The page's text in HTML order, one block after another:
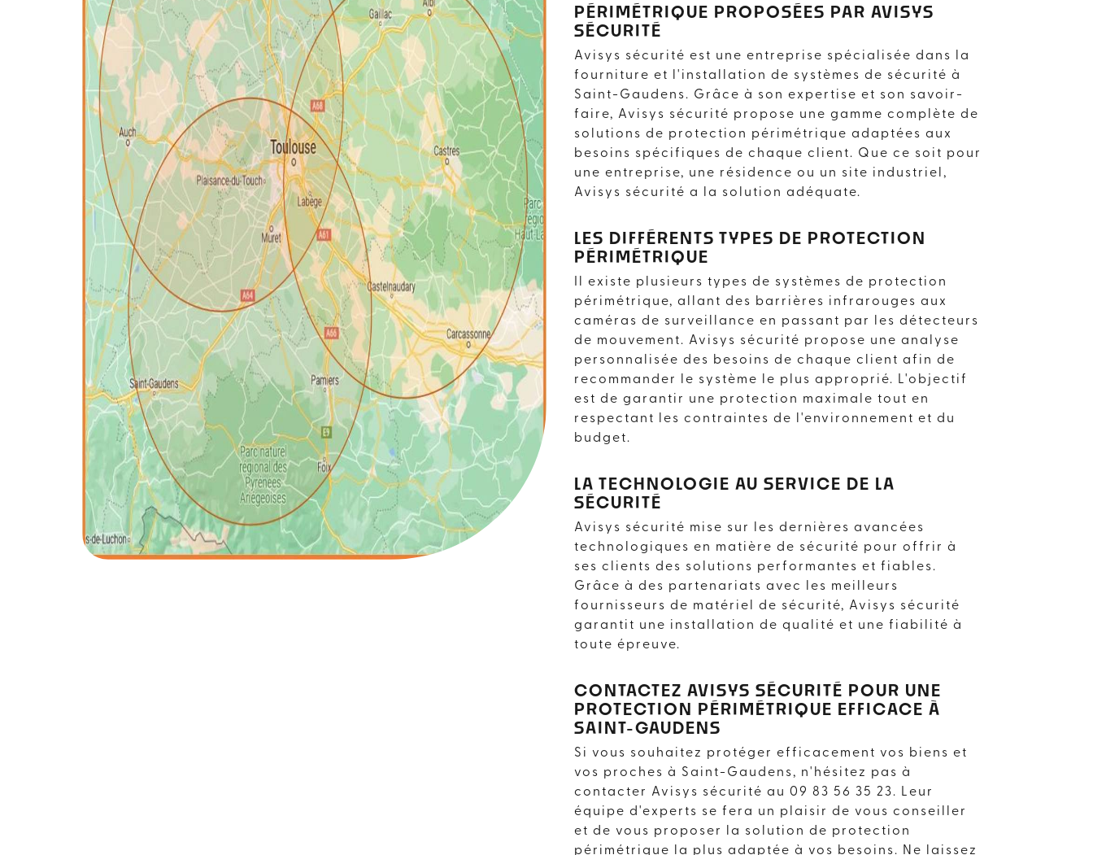
PROTECTION PÉRIMÉTRIQUE PRÈS DE
SAINT-GAUDENS
AVISYS SÉCURITE
PÉRIMÉTRIQUE PROPOSÉES PAR AVISYS
SÉCURITÉ
Avisys sécurité est une entreprise spécialisée dans la
fourniture et l'installation de systèmes de sécurité à
Saint-Gaudens. Grâce à son expertise et son savoir-
faire, Avisys sécurité propose une gamme complète de
solutions de protection périmétrique adaptées aux
besoins spécifiques de chaque client. Que ce soit pour
une entreprise, une résidence ou un site industriel,
Avisys sécurité a la solution adéquate.
LES DIFFÉRENTS TYPES DE PROTECTION
PÉRIMÉTRIQUE
Il existe plusieurs types de systèmes de protection
périmétrique, allant des barrières infrarouges aux
caméras de surveillance en passant par les détecteurs
de mouvement. Avisys sécurité propose une analyse
personnalisée des besoins de chaque client afin de
recommander le système le plus approprié. L'objectif
est de garantir une protection maximale tout en
respectant les contraintes de l'environnement et du
budget.
LA TECHNOLOGIE AU SERVICE DE LA
SÉCURITÉ
Avisys sécurité mise sur les dernières avancées
technologiques en matière de sécurité pour offrir à
ses clients des solutions performantes et fiables.
Grâce à des partenariats avec les meilleurs
fournisseurs de matériel de sécurité, Avisys sécurité
garantit une installation de qualité et une fiabilité à
toute épreuve.
CONTACTEZ AVISYS SÉCURITÉ POUR UNE
PROTECTION PÉRIMÉTRIQUE EFFICACE À
SAINT-GAUDENS
Si vous souhaitez protéger efficacement vos biens et
vos proches à Saint-Gaudens, n'hésitez pas à
contacter Avisys sécurité au 09 83 56 35 23. Leur
équipe d'experts se fera un plaisir de vous conseiller
et de vous proposer la solution de protection
périmétrique la plus adaptée à vos besoins. Ne laissez